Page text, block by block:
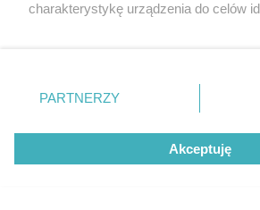
charakterystykę urządzenia do celów
zmienić/wycofać klikając przycisk
znajdujący się w lewym dolnym rogu
rodzaje przetwarzania danych nie
użytkownika, ale masz prawo
przetwarzaniu. Preferencje będą miały
PARTNERZY
Akceptuję